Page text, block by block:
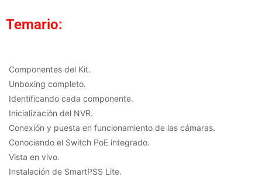
Temario:
Componentes del Kit.
Unboxing completo.
Identificando cada componente.
Inicialización del NVR.
Conexión y puesta en funcionamiento de las cámaras.
Conociendo el Switch PoE integrado.
Vista en vivo.
Instalación de SmartPSS Lite.